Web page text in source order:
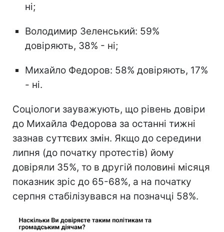
ні;
Володимир Зеленський: 59%
довіряють, 38% - ні;
Михайло Федоров: 58% довіряють, 17%
- ні.
Соціологи зауважують, що рівень довіри
до Михайла Федорова за останні тижні
зазнав суттєвих змін. Якщо до середини
липня (до початку протестів) йому
довіряли 35%, то в другій половині місяця
показник зріс до 65-68%, а на початку
серпня стабілізувався на позначці 58%.